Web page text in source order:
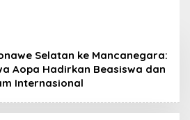
Selatan ke Mancanegara:
Aopa Hadirkan Beasiswa dan
Internasional